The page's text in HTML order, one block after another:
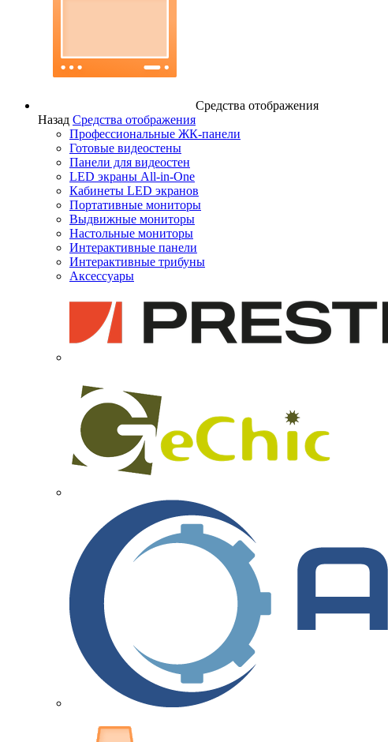
Средства отображения
Назад Средства отображения
Профессиональные ЖК-панели
Готовые видеостены
Панели для видеостен
LED экраны All-in-One
Кабинеты LED экранов
Портативные мониторы
Выдвижные мониторы
Настольные мониторы
Интерактивные панели
Интерактивные трибуны
Аксессуары